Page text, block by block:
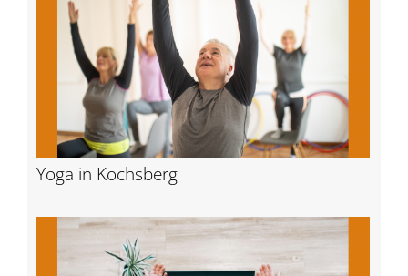
Yoga in Kochsberg